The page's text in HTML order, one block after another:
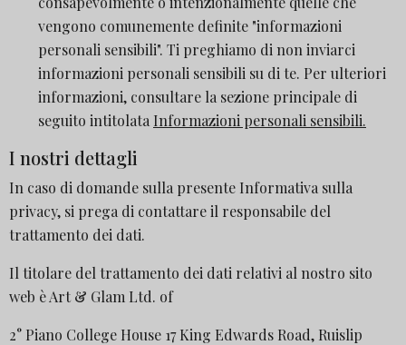
vengono comunemente definite "informazioni
personali sensibili". Ti preghiamo di non inviarci
informazioni personali sensibili su di te. Per ulteriori
informazioni, consultare la sezione principale di
seguito intitolata Informazioni personali sensibili.
I nostri dettagli
In caso di domande sulla presente Informativa sulla
privacy, si prega di contattare il responsabile del
trattamento dei dati.
Il titolare del trattamento dei dati relativi al nostro sito
web è Art & Glam Ltd. of
2° Piano College House 17 King Edwards Road, Ruislip